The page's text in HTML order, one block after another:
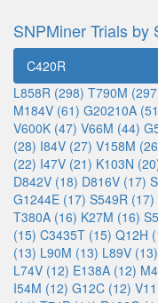
SNPMiner Trials by
C420R
L858R (298) T790M
M184V (61) G20210A
V600K (47) V66M (44)
(28) I84V (27) V158M
(22) I47V (21) K103N
D842V (18) D816V (17)
G1244E (17) S549R (17)
T380A (16) K27M (16)
(15) C3435T (15) Q12H
(13) L90M (13) L89V (13)
L74V (12) E138A (12)
I54M (12) G12C (12)